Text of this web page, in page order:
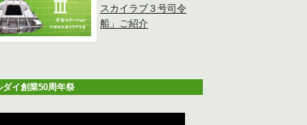
スカイラブ３号司令
船」ご紹介
ダイ創業50周年祭